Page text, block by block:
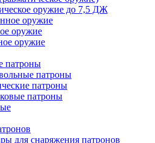
оружие до 7,5 ДЖ
оружие
оружие
оружие
патроны
патроны
патроны
патроны
для снаряжения патронов